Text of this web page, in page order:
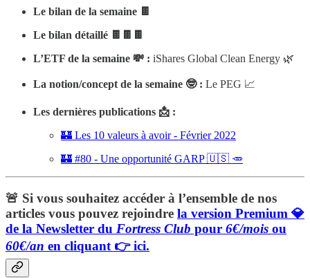
Le bilan de la semaine 🍫
Le bilan détaillé 🍫🍫🍫
L’ETF de la semaine 💸 : iShares Global Clean Energy 🌿
La notion/concept de la semaine 🤓 : Le PEG 📈
Les dernières publications 📩 :
🏰 Les 10 valeurs à avoir - Février 2022
🏰 #80 - Une opportunité GARP 🇺🇸 🥕
🚨 Si vous souhaitez accéder à l’ensemble de nos
articles vous pouvez rejoindre la version Premium 💎
de la Newsletter du Fortress Club pour 6€/mois ou
60€/an en cliquant 👉 ici.